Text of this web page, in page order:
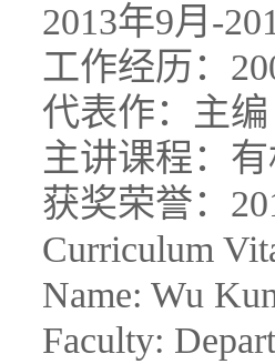
2013年9月-
工作经历：
代表作：主
主讲课程：
获奖荣誉：
Curriculum
Name: Wu
Faculty: